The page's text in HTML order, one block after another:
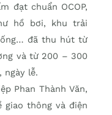
đạt chuẩn OCOP,
hồ bơi, khu trải
đã thu hút từ
và từ 200 – 300
ngày lễ.
Phan Thành Văn,
giao thông và điện